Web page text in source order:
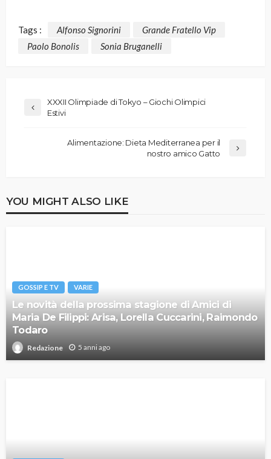
Tags : Alfonso Signorini
Grande Fratello Vip
Paolo Bonolis
Sonia Bruganelli
XXXII Olimpiade di Tokyo – Giochi Olimpici
Estivi
Alimentazione: Dieta Mediterranea per il
nostro amico Gatto
YOU MIGHT ALSO LIKE
GOSSIP E TV VARIE
Le novità della prossima stagione di Amici di
Maria De Filippi: Arisa, Lorella Cuccarini, Raimondo
Todaro
Redazione 5 anni ago